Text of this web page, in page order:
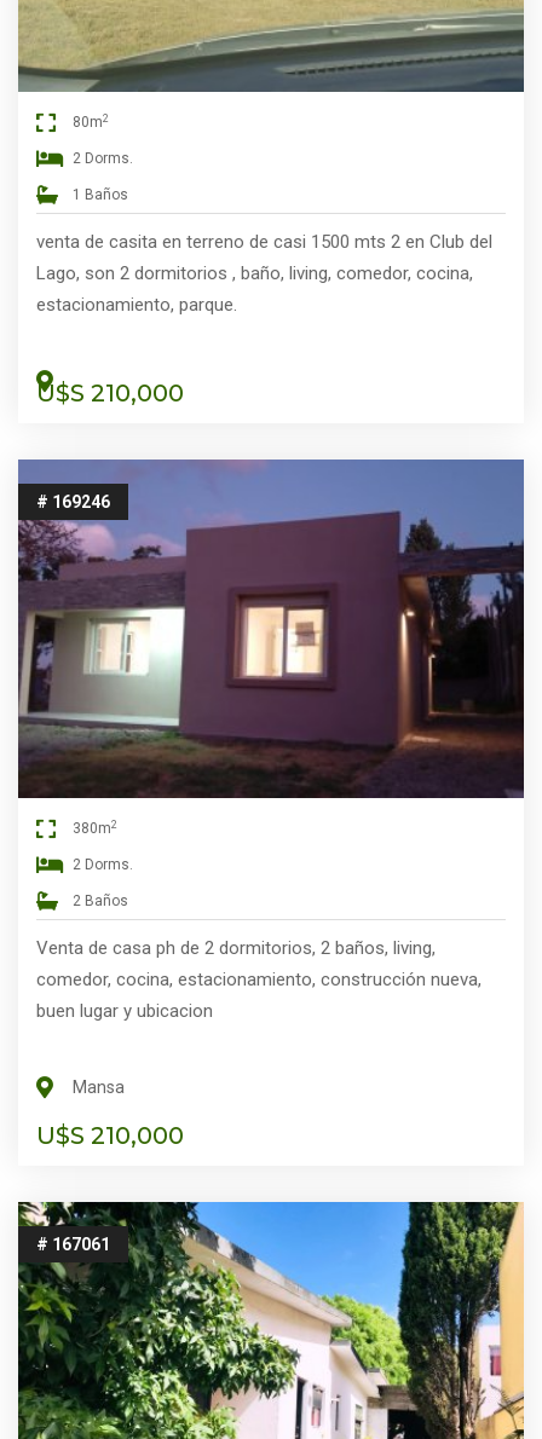
80m2
2 Dorms.
1 Baños
venta de casita en terreno de casi 1500 mts 2 en Club del
Lago, son 2 dormitorios , baño, living, comedor, cocina,
estacionamiento, parque.
U$S 210,000
# 169246
380m2
2 Dorms.
2 Baños
Venta de casa ph de 2 dormitorios, 2 baños, living,
comedor, cocina, estacionamiento, construcción nueva,
buen lugar y ubicacion
Mansa
U$S 210,000
# 167061